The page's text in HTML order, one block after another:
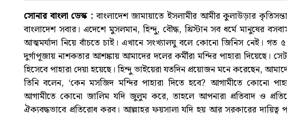
সোনার বাংলা ডেস্ক : বাংলাদেশ জামায়াতে ইসলামীর আমীর কুলাউড়ার
বাংলাদেশ সবার। এদেশে মুসলমান, হিন্দু, বৌদ্ধ, খ্রিস্টান সব ধর্মে মানুষের
আত্মমর্যাদা নিয়ে বাঁচতে চাই। এখানে সংখ্যালঘু বলে কোনো জিনিস নেই। গত
দুর্গাপূজায় নাশকতার আশঙ্কায় আমাদের দলের কর্মীরা মন্দির পাহারা দিয়েছে।
হিসেবে পাহারা দেয়া হয়েছে। হিন্দু ভাইয়েরা যতদিন প্রয়োজন মনে করেছেন,
তিনি বলেন, ‘কেন মসজিদ মন্দির পাহারা দিতে হবে? আগামীতে কোনো
আগামীতে কোনো জালিম যদি জুলুম করে, তাহলে আপনারা প্রতিবাদ ও
ঐক্যবদ্ধভাবে প্রতিরোধ করব। আল্লাহর ফয়সালা যদি হয় আর সরকারের